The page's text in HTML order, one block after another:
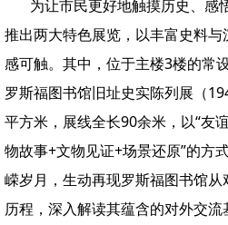
为让市民更好地触摸历史、感
推出两大特色展览，以丰富史料
感可触。其中，位于主楼3楼的
罗斯福图书馆旧址史实陈列展（
平方米，展线全长90余米，以“友
物故事+文物见证+场景还原”的方
嵘岁月，生动再现罗斯福图书馆
历程，深入解读其蕴含的对外交流